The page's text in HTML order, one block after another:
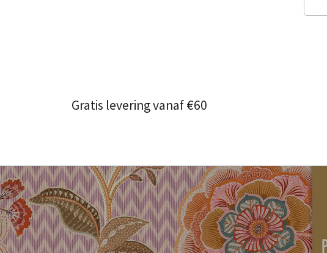
Gratis levering vanaf €60